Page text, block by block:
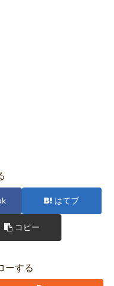
はてブ
コピー
ーする